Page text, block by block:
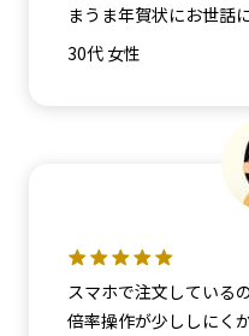
まうま年賀状にお世話
30代 女性
スマホで注文している
倍率操作が少ししにく